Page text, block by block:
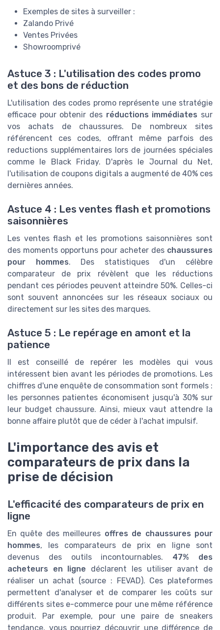
Exemples de sites à surveiller :
Zalando Privé
Ventes Privées
Showroomprivé
Astuce 3 : L'utilisation des codes promo
et des bons de réduction
L'utilisation des codes promo représente une stratégie
efficace pour obtenir des réductions immédiates sur
vos achats de chaussures. De nombreux sites
référencent ces codes, offrant même parfois des
reductions supplémentaires lors de journées spéciales
comme le Black Friday. D'après le Journal du Net,
l'utilisation de coupons digitals a augmenté de 40% ces
dernières années.
Astuce 4 : Les ventes flash et promotions
saisonnières
Les ventes flash et les promotions saisonnières sont
des moments opportuns pour acheter des chaussures
pour hommes. Des statistiques d'un célèbre
comparateur de prix révèlent que les réductions
pendant ces périodes peuvent atteindre 50%. Celles-ci
sont souvent annoncées sur les réseaux sociaux ou
directement sur les sites des marques.
Astuce 5 : Le repérage en amont et la
patience
Il est conseillé de repérer les modèles qui vous
intéressent bien avant les périodes de promotions. Les
chiffres d'une enquête de consommation sont formels :
les personnes patientes économisent jusqu'à 30% sur
leur budget chaussure. Ainsi, mieux vaut attendre la
bonne affaire plutôt que de céder à l'achat impulsif.
L'importance des avis et
comparateurs de prix dans la
prise de décision
L'efficacité des comparateurs de prix en
ligne
En quête des meilleures offres de chaussures pour
hommes, les comparateurs de prix en ligne sont
devenus des outils incontournables. 47% des
acheteurs en ligne déclarent les utiliser avant de
réaliser un achat (source : FEVAD). Ces plateformes
permettent d'analyser et de comparer les coûts sur
différents sites e-commerce pour une même référence
produit. Par exemple, pour une paire de sneakers
tendance, vous pourriez découvrir une différence de